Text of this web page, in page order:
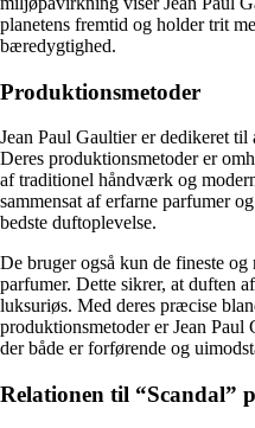
planetens fremtid og holder trit
bæredygtighed.
Produktionsmetoder
Jean Paul Gaultier er dedikeret
Deres produktionsmetoder er
af traditionel håndværk og
sammensat af erfarne parfumer
bedste duftoplevelse.
De bruger også kun de fineste
parfumer. Dette sikrer, at duften
luksuriøs. Med deres præcise
produktionsmetoder er Jean Paul
der både er forførende og
Relationen til “Scandal”